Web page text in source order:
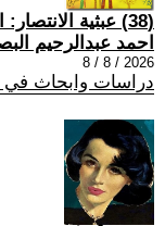
(38) عبثية الانتصار: العراق وإيران في ذكرى 8/8
احمد عبدالرحيم
2026 / 8 / 8
دراسات وابحاث في